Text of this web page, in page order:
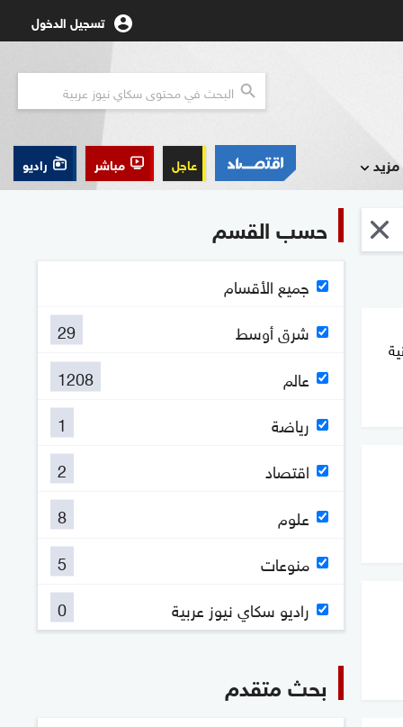
تسجيل الدخول
مزيد عاجل مباشر راديو
حسب القسم
جميع الأقسام
شرق أوسط
29
عالم
1208
رياضة
1
اقتصاد
2
علوم
8
منوعات
5
راديو سكاي نيوز عربية
0
بحث متقدم